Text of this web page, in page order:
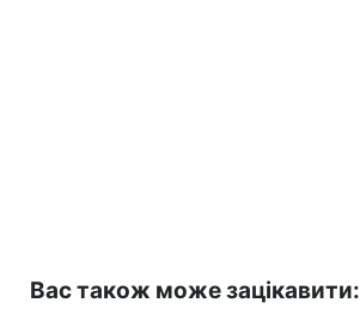
Вас також може зацікавити: